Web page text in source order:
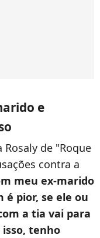
e
Rosaly de "Roque
contra a
meu ex-marido
é pior, se ele ou
a tia vai para
tenho